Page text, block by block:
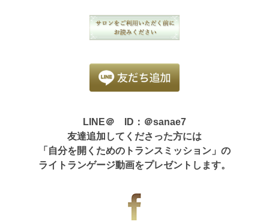
LINE＠ ID：＠sanae7
友達追加してくださった方には
「自分を開くためのトランスミッション」の
ライトランゲージ動画をプレゼントします。